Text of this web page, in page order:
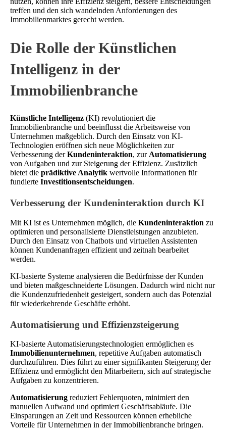
treffen und den sich wandelnden Anforderungen des
Immobilienmarktes gerecht werden.
Die Rolle der Künstlichen
Intelligenz in der
Immobilienbranche
Künstliche Intelligenz (KI) revolutioniert die
Immobilienbranche und beeinflusst die Arbeitsweise von
Unternehmen maßgeblich. Durch den Einsatz von KI-
Technologien eröffnen sich neue Möglichkeiten zur
Verbesserung derKundeninteraktion, zur Automatisierung
von Aufgaben und zur Steigerung der Effizienz. Zusätzlich
bietet die prädiktive Analytik wertvolle Informationen für
fundierte Investitionsentscheidungen.
Verbesserung der Kundeninteraktion durch KI
Mit KI ist es Unternehmen möglich, die Kundeninteraktion zu
optimieren und personalisierte Dienstleistungen anzubieten.
Durch den Einsatz von Chatbots und virtuellen Assistenten
können Kundenanfragen effizient und zeitnah bearbeitet
werden.
KI-basierte Systeme analysieren die Bedürfnisse der Kunden
und bieten maßgeschneiderte Lösungen. Dadurch wird nicht nur
die Kundenzufriedenheit gesteigert, sondern auch das Potenzial
für wiederkehrende Geschäfte erhöht.
Automatisierung und Effizienzsteigerung
KI-basierte Automatisierungstechnologien ermöglichen es
Immobilienunternehmen, repetitive Aufgaben automatisch
durchzuführen. Dies führt zu einer signifikanten Steigerung der
Effizienz und ermöglicht den Mitarbeitern, sich auf strategische
Aufgaben zu konzentrieren.
Automatisierung reduziert Fehlerquoten, minimiert den
manuellen Aufwand und optimiert Geschäftsabläufe. Die
Einsparungen an Zeit und Ressourcen können erhebliche
Vorteile für Unternehmen in der Immobilienbranche bringen.